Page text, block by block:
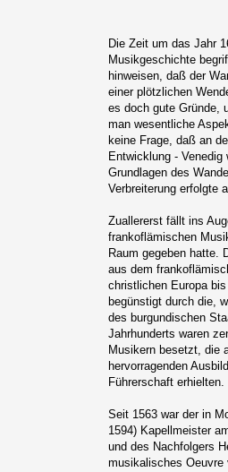
Die Zeit um das Jahr
Musikgeschichte
hinweisen, daß der
einer plötzlichen
es doch gute Gründe,
man wesentliche
keine Frage, daß an
Entwicklung -
Grundlagen des
Verbreiterung erfolgte
Zuallererst fällt ins
frankoflämischen
Raum gegeben hatte.
aus dem
christlichen Europa
begünstigt durch die,
des burgundischen
Jahrhunderts waren
Musikern besetzt, die
hervorragenden
Führerschaft erhielten.
Seit 1563 war der in
1594) Kapellmeister
und des Nachfolgers
musikalisches Oeuvre